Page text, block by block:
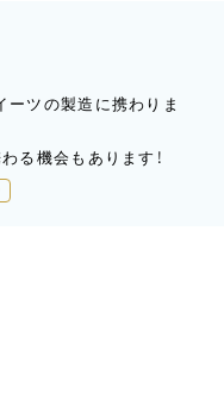
ツの製造に携わりま
る機会もあります！